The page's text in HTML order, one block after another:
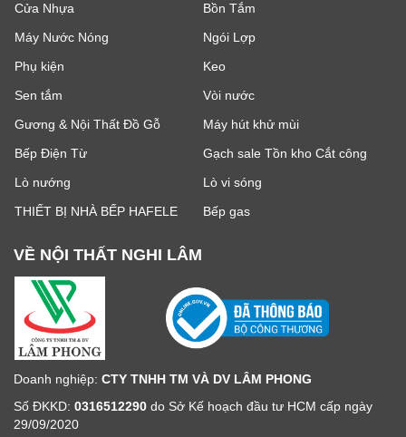
Cửa Nhựa
Bồn Tắm
Máy Nước Nóng
Ngói Lợp
Phụ kiện
Keo
Sen tắm
Vòi nước
Gương & Nội Thất Đồ Gỗ
Máy hút khử mùi
Bếp Điện Từ
Gạch sale Tồn kho Cắt công
Lò nướng
Lò vi sóng
THIẾT BỊ NHÀ BẾP HAFELE
Bếp gas
VỀ NỘI THẤT NGHI LÂM
Doanh nghiệp: CTY TNHH TM VÀ DV LÂM PHONG
Số ĐKKD: 0316512290 do Sở Kế hoạch đầu tư HCM cấp ngày
29/09/2020